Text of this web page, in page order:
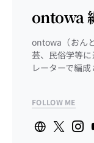
ontowa
ontowa（おん
芸、民俗学等
レーターで編
FOLLOW ME